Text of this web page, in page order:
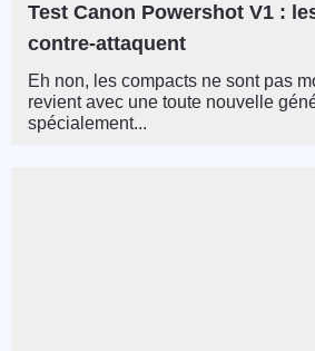
Test Canon Powershot V1 :
contre-attaquent
Eh non, les compacts ne sont pas
revient avec une toute nouvelle
spécialement...